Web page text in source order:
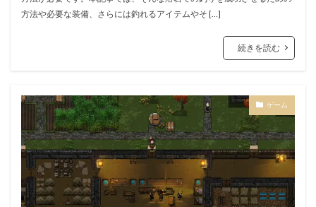
方法や必要な装備、さらには釣れるアイテムやそ […]
続きを読む
ゲーム